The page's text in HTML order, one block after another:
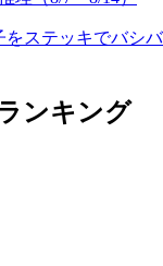
をステッキでバシバ
ンキング